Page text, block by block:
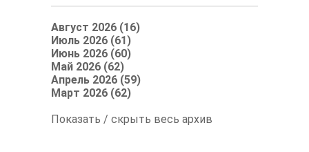
Август 2026 (16)
Июль 2026 (61)
Июнь 2026 (60)
Май 2026 (62)
Апрель 2026 (59)
Март 2026 (62)
Показать / скрыть весь архив